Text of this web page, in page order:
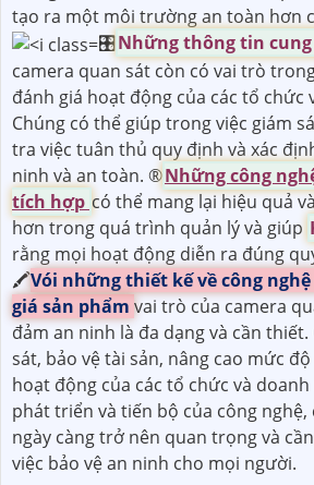
tạo ra một môi trường an toàn hơn
🎛Những thông tin cung
camera quan sát còn có vai trò
đánh giá hoạt động của các tổ chức
Chúng có thể giúp trong việc giám
tra việc tuân thủ quy định và xác
ninh và an toàn. ®️Những công
tích hợp có thể mang lại hiệu quả
hơn trong quá trình quản lý và giúp
rằng mọi hoạt động diễn ra đúng
🖍Vói những thiết kế về công
giá sản phẩm vai trò của camera
đảm an ninh là đa dạng và cần
sát, bảo vệ tài sản, nâng cao mức
hoạt động của các tổ chức và
phát triển và tiến bộ của công
ngày càng trở nên quan trọng và
việc bảo vệ an ninh cho mọi người.